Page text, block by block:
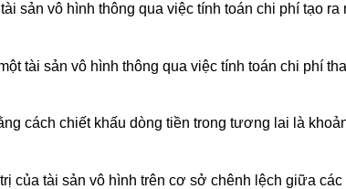
sản vô hình thông qua việc tính toán chi phí tạo
tài sản vô hình thông qua việc tính toán chi phí
cách chiết khấu dòng tiền trong tương lai là
tài sản vô hình trên cơ sở chênh lệch giữa